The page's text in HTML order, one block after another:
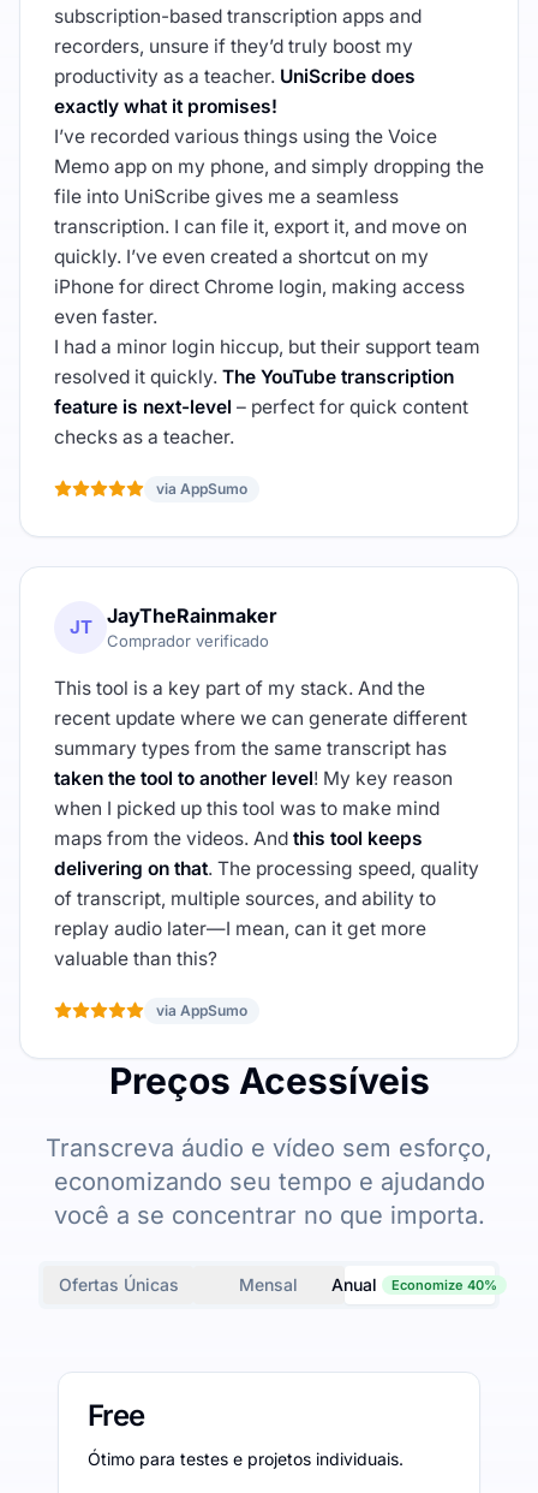
subscription-based transcription apps and
recorders, unsure if they’d truly boost my
productivity as a teacher. UniScribe does
exactly what it promises!
I’ve recorded various things using the Voice
Memo app on my phone, and simply dropping the
file into UniScribe gives me a seamless
transcription. I can file it, export it, and move on
quickly. I’ve even created a shortcut on my
iPhone for direct Chrome login, making access
even faster.
I had a minor login hiccup, but their support team
resolved it quickly. The YouTube transcription
feature is next-level – perfect for quick content
checks as a teacher.
via AppSumo
JT JayTheRainmaker
Comprador verificado
This tool is a key part of my stack. And the
recent update where we can generate different
summary types from the same transcript has
taken the tool to another level! My key reason
when I picked up this tool was to make mind
maps from the videos. And this tool keeps
delivering on that. The processing speed, quality
of transcript, multiple sources, and ability to
replay audio later—I mean, can it get more
valuable than this?
via AppSumo
Preços Acessíveis
Transcreva áudio e vídeo sem esforço,
economizando seu tempo e ajudando
você a se concentrar no que importa.
Ofertas Únicas Mensal Anual Economize 40%
Free
Ótimo para testes e projetos individuais.